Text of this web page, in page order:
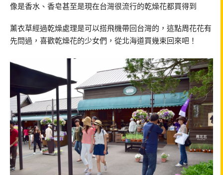
像是香水、香皂甚至是現在台灣很流行的乾燥花都買得到
薰衣草經過乾燥處理是可以搭飛機帶回台灣的，這點周花花有
先問過，喜歡乾燥花的少女們，從北海道買幾束回來吧！